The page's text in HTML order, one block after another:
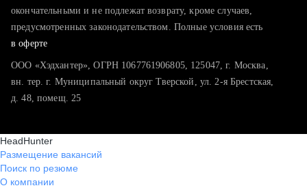
окончательными и не подлежат возврату, кроме случаев,
предусмотренных законодательством. Полные условия есть
в оферте
ООО «Хэдхантер», ОГРН 1067761906805, 125047, г. Москва,
вн. тер. г. Муниципальный округ Тверской, ул. 2-я Брестская,
д. 48, помещ. 25
HeadHunter
Размещение вакансий
Поиск по резюме
О компании